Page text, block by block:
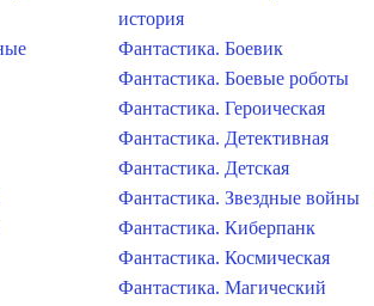
история
Фантастика. Боевик
Фантастика. Боевые роботы
Фантастика. Героическая
Фантастика. Детективная
Фантастика. Детская
Фантастика. Звездные войны
Фантастика. Киберпанк
Фантастика. Космическая
Фантастика. Магический